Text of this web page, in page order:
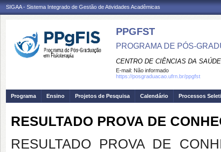
SIGAA - Sistema Integrado de Gestão de Atividades Acadêmicas
PPGFST
PROGRAMA DE PÓS-
CENTRO DE CIÊNCIAS DA SAÚDE
E-mail: Não informado
https://posgraduacao.ufrn.br/ppgfst
Programa Ensino Projetos de Pesquisa Calendário Processos
RESULTADO PROVA DE
RESULTADO PROVA DE